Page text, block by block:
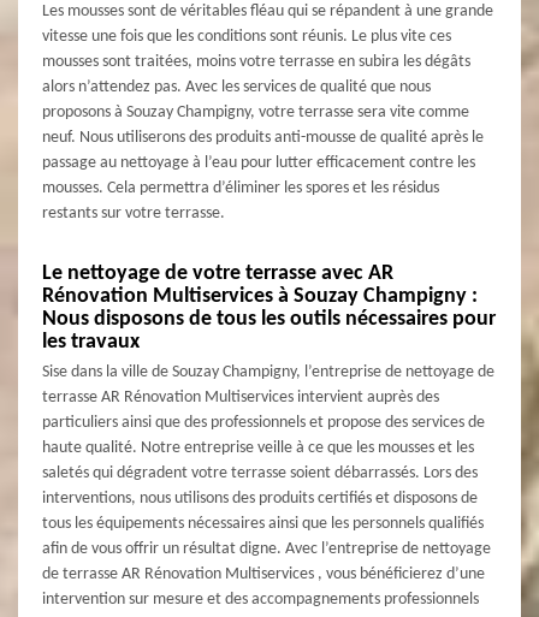
Les mousses sont de véritables fléau qui se répandent à une grande
vitesse une fois que les conditions sont réunis. Le plus vite ces
mousses sont traitées, moins votre terrasse en subira les dégâts
alors n’attendez pas. Avec les services de qualité que nous
proposons à Souzay Champigny, votre terrasse sera vite comme
neuf. Nous utiliserons des produits anti-mousse de qualité après le
passage au nettoyage à l’eau pour lutter efficacement contre les
mousses. Cela permettra d’éliminer les spores et les résidus
restants sur votre terrasse.
Le nettoyage de votre terrasse avec AR
Rénovation Multiservices à Souzay Champigny :
Nous disposons de tous les outils nécessaires pour
les travaux
Sise dans la ville de Souzay Champigny, l’entreprise de nettoyage de
terrasse AR Rénovation Multiservices intervient auprès des
particuliers ainsi que des professionnels et propose des services de
haute qualité. Notre entreprise veille à ce que les mousses et les
saletés qui dégradent votre terrasse soient débarrassés. Lors des
interventions, nous utilisons des produits certifiés et disposons de
tous les équipements nécessaires ainsi que les personnels qualifiés
afin de vous offrir un résultat digne. Avec l’entreprise de nettoyage
de terrasse AR Rénovation Multiservices , vous bénéficierez d’une
intervention sur mesure et des accompagnements professionnels